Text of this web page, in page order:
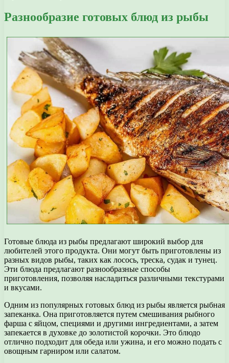
Разнообразие готовых блюд из рыбы
Готовые блюда из рыбы предлагают широкий выбор для
любителей этого продукта. Они могут быть приготовлены из
разных видов рыбы, таких как лосось, треска, судак и тунец.
Эти блюда предлагают разнообразные способы
приготовления, позволяя насладиться различными текстурами
и вкусами.
Одним из популярных готовых блюд из рыбы является рыбная
запеканка. Она приготовляется путем смешивания рыбного
фарша с яйцом, специями и другими ингредиентами, а затем
запекается в духовке до золотистой корочки. Это блюдо
отлично подходит для обеда или ужина, и его можно подать с
овощным гарниром или салатом.